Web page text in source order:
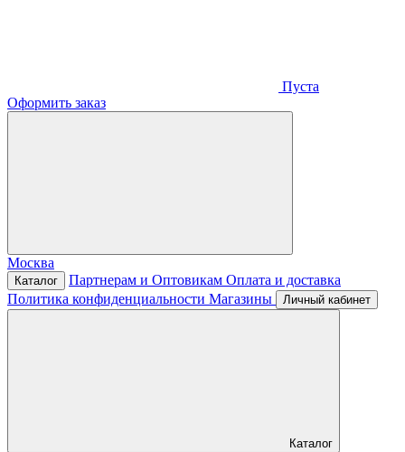
Пуста
Оформить заказ
Москва
Каталог Партнерам и Оптовикам Оплата и доставка
Политика конфиденциальности Магазины Личный кабинет
Каталог